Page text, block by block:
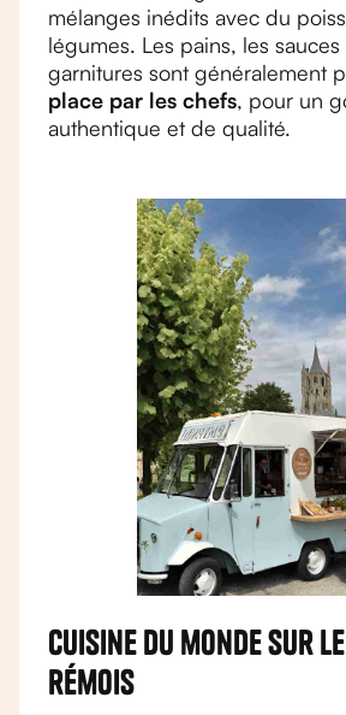
mélanges inédits avec du
légumes. Les pains, les sauces
garnitures sont généralement
place par les chefs, pour un
authentique et de qualité.
Cuisine du monde sur
rémois